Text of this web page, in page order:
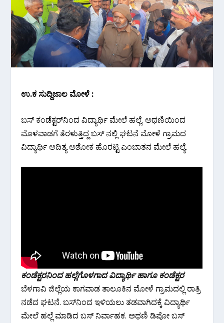
ಉ.ಕ ಸುದ್ದಿಜಾಲ ಮೋಳೆ :
ಬಸ್ ಕಂಡೆಕ್ಟರ್‌ನಿಂದ ವಿದ್ಯಾರ್ಥಿ ಮೇಲೆ ಹಲ್ಲೆ. ಅಥಣಿಯಿಂದ
ಮೊಳವಾಡಗೆ ತೆರಳುತ್ತಿದ್ದ ಬಸ್‌ ನಲ್ಲಿ ಘಟನೆ ಮೋಳೆ ಗ್ರಾಮದ
ವಿದ್ಯಾರ್ಥಿ ಆದಿತ್ಯ ಅಶೋಕ‌ ಹೊರಟ್ಟಿ ಎಂಬಾತನ ಮೇಲೆ ಹಲ್ಯೆ.
ಕಂಡೆಕ್ಟರನಿಂದ ಹಲ್ಲೆಗೊಳಗಾದ ವಿದ್ಯಾರ್ಥಿ ಹಾಗೂ ಕಂಡೆಕ್ಟರ
ಬೆಳಗಾವಿ ಜಿಲ್ಲೆಯ ಕಾಗವಾಡ ತಾಲೂಕಿನ ಮೋಳೆ ಗ್ರಾಮದಲ್ಲಿ ರಾತ್ರಿ
ನಡೆದ ಘಟನೆ. ಬಸ್‌ನಿಂದ ಇಳಿಯಲು ತಡವಾಗಿದಕ್ಕೆ ವಿದ್ಯಾರ್ಥಿ
ಮೇಲೆ ಹಲ್ಲೆ ಮಾಡಿದ ಬಸ್ ನಿರ್ವಾಹಕ. ಅಥಣಿ ಡಿಪೋ ಬಸ್